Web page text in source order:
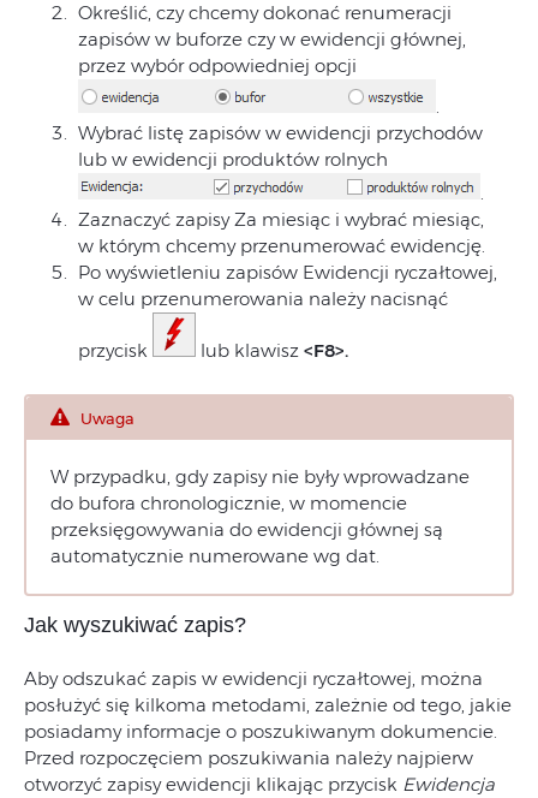
Określić, czy chcemy dokonać renumeracji
zapisów w buforze czy w ewidencji głównej,
przez wybór odpowiedniej opcji
.
Wybrać listę zapisów w ewidencji przychodów
lub w ewidencji produktów rolnych
.
Zaznaczyć zapisy Za miesiąc i wybrać miesiąc,
w którym chcemy przenumerować ewidencję.
Po wyświetleniu zapisów Ewidencji ryczałtowej,
w celu przenumerowania należy nacisnąć
przycisk lub klawisz <F8>.
Uwaga
W przypadku, gdy zapisy nie były wprowadzane
do bufora chronologicznie, w momencie
przeksięgowywania do ewidencji głównej są
automatycznie numerowane wg dat.
Jak wyszukiwać zapis?
Aby odszukać zapis w ewidencji ryczałtowej, można
posłużyć się kilkoma metodami, zależnie od tego, jakie
posiadamy informacje o poszukiwanym dokumencie.
Przed rozpoczęciem poszukiwania należy najpierw
otworzyć zapisy ewidencji klikając przycisk Ewidencja